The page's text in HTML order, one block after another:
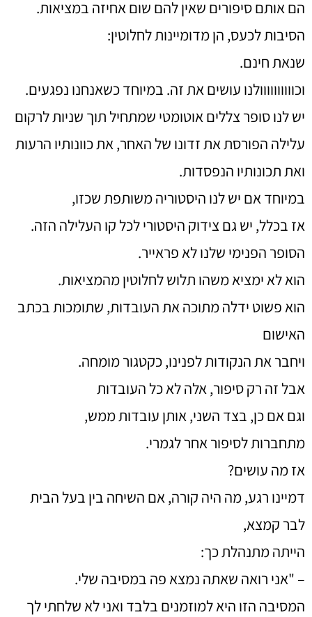
הם אותם סיפורים שאין להם שום אחיזה במציאות.
הסיבות לכעס, הן מדומיינות לחלוטין:
שנאת חינם.
וכוווווווווולנו עושים את זה. במיוחד כשאנחנו נפגעים.
יש לנו סופר צללים אוטומטי שמתחיל תוך שניות לרקום
עלילה הפורסת את זדונו של האחר, את כוונותיו הרעות
ואת תכונותיו הנפסדות.
במיוחד אם יש לנו היסטוריה משותפת שכזו,
אז בכלל, יש גם צידוק היסטורי לכל קו העלילה הזה.
הסופר הפנימי שלנו לא פראייר.
הוא לא ימציא משהו תלוש לחלוטין מהמציאות.
הוא פשוט ידלה מתוכה את העובדות, שתומכות בכתב
האישום
ויחבר את הנקודות לפנינו, כקטגור מומחה.
אבל זה רק סיפור, אלה לא כל העובדות
וגם אם כן, בצד השני, אותן עובדות ממש,
מתחברות לסיפור אחר לגמרי.
אז מה עושים?
דמיינו רגע, מה היה קורה, אם השיחה בין בעל הבית
לבר קמצא,
הייתה מתנהלת כך:
– "אני רואה שאתה נמצא פה במסיבה שלי.
המסיבה הזו היא למוזמנים בלבד ואני לא שלחתי לך